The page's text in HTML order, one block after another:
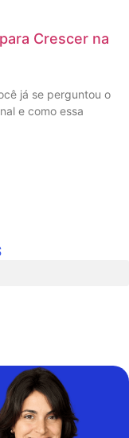
Crescer na
já se perguntou o
e como essa